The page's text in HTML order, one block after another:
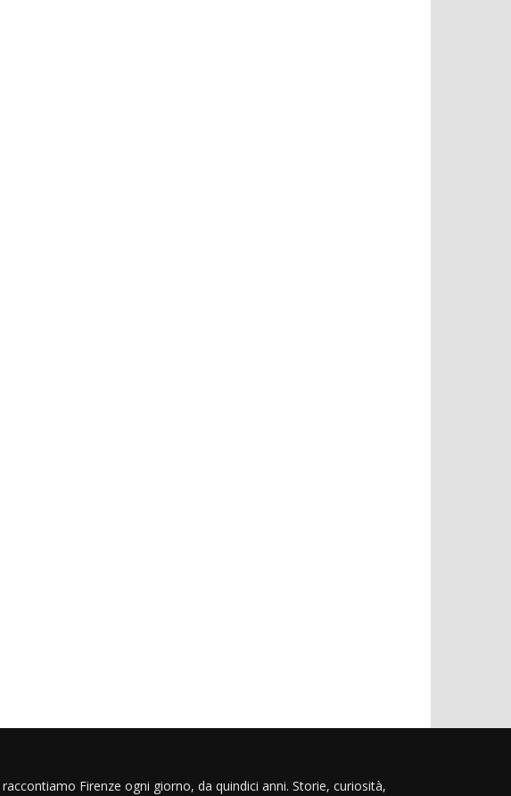
Firenze ogni giorno, da quindici anni. Storie, curiosità,